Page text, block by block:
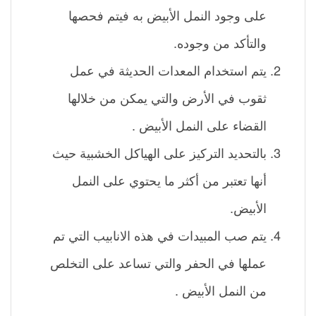
على وجود النمل الأبيض به فيتم فحصها
والتأكد من وجوده.
يتم استخدام المعدات الحديثة في عمل
ثقوب في الأرض والتي يمكن من خلالها
القضاء على النمل الأبيض .
بالتحديد التركيز على الهياكل الخشبية حيث
أنها تعتبر من أكثر ما يحتوي على النمل
الأبيض.
يتم صب المبيدات في هذه الانابيب التي تم
عملها في الحفر والتي تساعد على التخلص
من النمل الأبيض .